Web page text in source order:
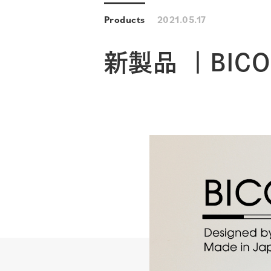
Products 2021.05.17
新製品 ｜